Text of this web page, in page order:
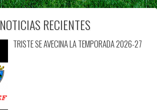
NOTICIAS RECIENTES
TRISTE SE AVECINA LA TEMPORADA 2026-27